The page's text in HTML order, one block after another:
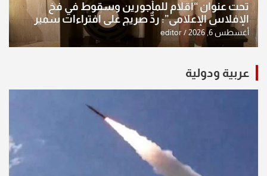
تحت عنوان “أقلام للمأجورين وسقوط في فخ
الإفلاس الإعلامي”: ردٌّ صريح على افتراءات سمير
الشكرجي
أغسطس 6, 2026 editor
عربية ودولية